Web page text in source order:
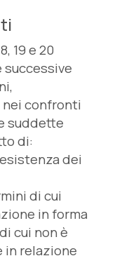
19 e 20
successive
nei confronti
suddette
di:
dei
di cui
in forma
cui non è
in relazione